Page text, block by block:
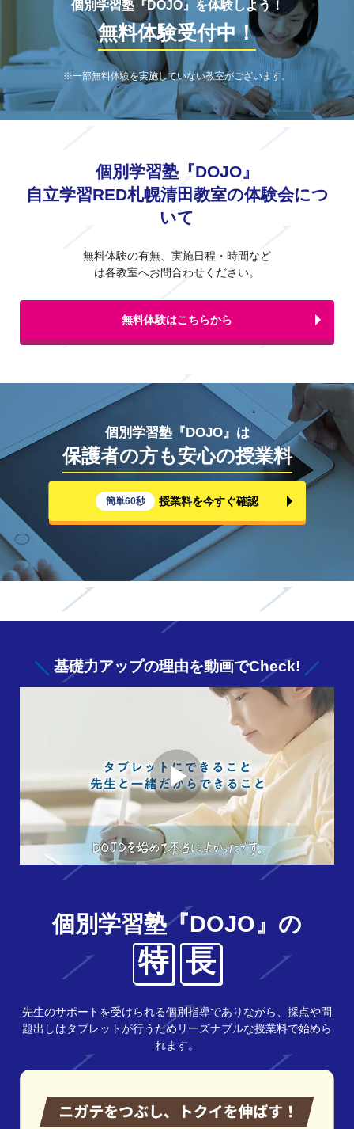
個別学習塾『DOJO』を体験しよう！
無料体験受付中！
※一部無料体験を実施していない教室がございます。
個別学習塾『DOJO』
自立学習RED札幌清田教室の体験会につ
いて
無料体験の有無、実施日程・時間など
は各教室へお問合わせください。
無料体験はこちらから
個別学習塾『DOJO』は
保護者の方も安心の授業料
簡単60秒 授業料を今すぐ確認
基礎力アップの理由を動画でCheck!
個別学習塾『DOJO』の
特 長
先生のサポートを受けられる個別指導でありながら、採点や問
題出しはタブレットが行うためリーズナブルな授業料で始めら
れます。